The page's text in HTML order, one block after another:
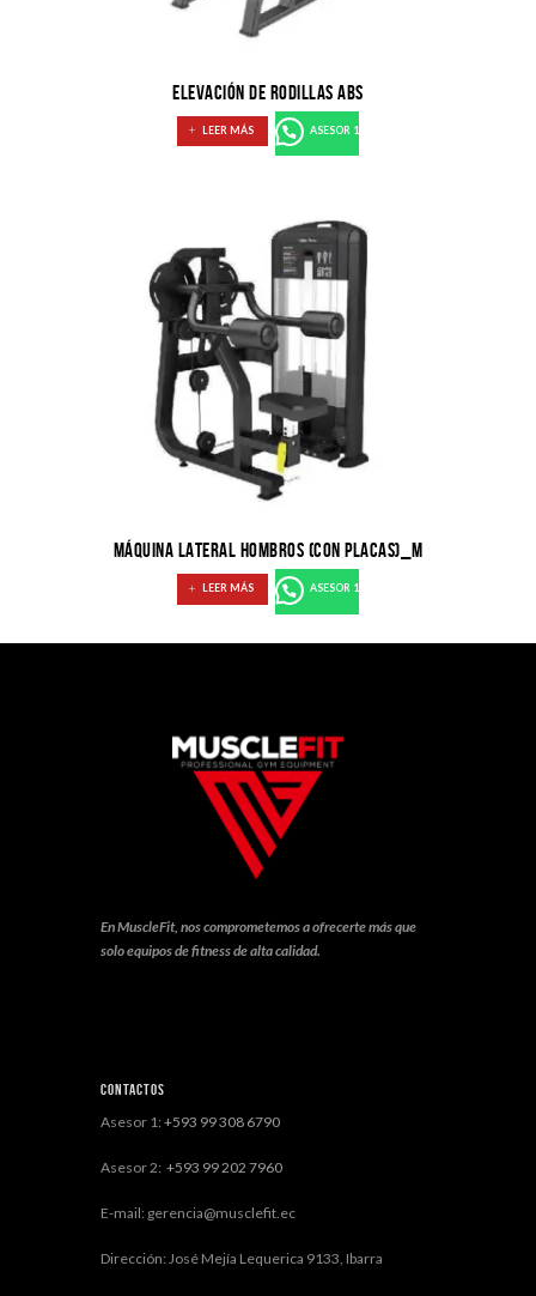
ELEVACIÓN DE RODILLAS ABS
LEER MÁS ASESOR 1
MÁQUINA LATERAL HOMBROS (CON PLACAS)_M
LEER MÁS ASESOR 1
En MuscleFit, nos comprometemos a ofrecerte más que
solo equipos de fitness de alta calidad.
Contactos
Asesor 1: +593 99 308 6790
Asesor 2: +593 99 202 7960
E-mail: gerencia@musclefit.ec
Dirección: José Mejía Lequerica 9133, Ibarra